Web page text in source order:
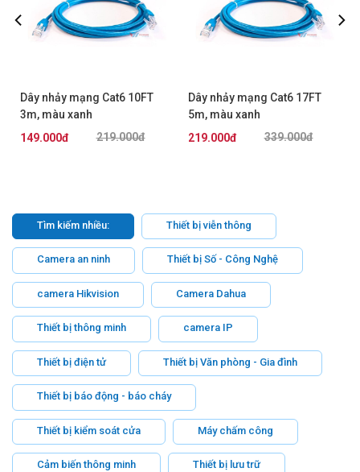
Dây nhảy mạng Cat6 10FT
3m, màu xanh
AMP/Commscope219.000đ
149.000đ
Dây nhảy mạng Cat6 17FT
5m, màu xanh
AMP/Commscope339.000đ
219.000đ
Tìm kiếm nhiều: Thiết bị viễn thông
Camera an ninh Thiết bị Số - Công Nghệ
camera Hikvision Camera Dahua
Thiết bị thông minh camera IP
Thiết bị điện tử Thiết bị Văn phòng - Gia đình
Thiết bị báo động - báo cháy
Thiết bị kiểm soát cửa Máy chấm công
Cảm biến thông minh Thiết bị lưu trữ